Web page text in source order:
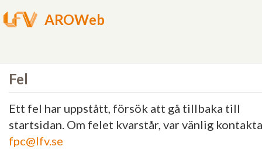
AROWeb
Fel
Ett fel har uppstått, försök att gå tillbaka till
startsidan. Om felet kvarstår, var vänlig kontakta
fpc@lfv.se